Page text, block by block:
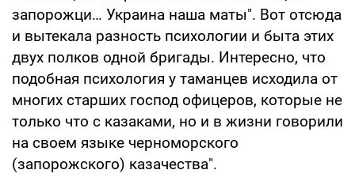
запорожци… Украина наша маты". Вот отсюда
и вытекала разность психологии и быта этих
двух полков одной бригады. Интересно, что
подобная психология у таманцев исходила от
многих старших господ офицеров, которые не
только что с казаками, но и в жизни говорили
на своем языке черноморского
(запорожского) казачества".